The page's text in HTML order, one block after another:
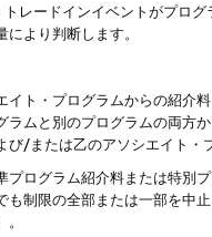
レードインイベントがプロ
より判断します。
イト・プログラムからの紹介
ラムと別のプログラムの両方
び/または乙のアソシエイト・
プログラム紹介料または特別
も制限の全部または一部を中